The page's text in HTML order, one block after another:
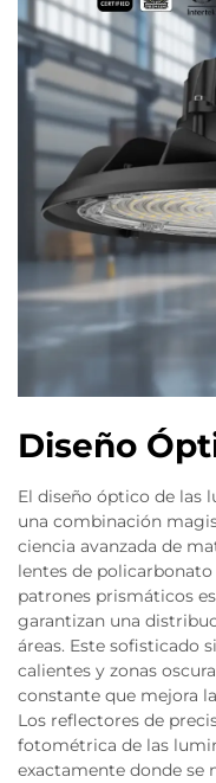
Diseño
El diseño óptico de las
una combinación
ciencia avanzada de
lentes de
patrones prismáticos
garantizan una
áreas. Este sofisticado
calientes y zonas
constante que mejora
Los reflectores de
fotométrica de las
exactamente donde se